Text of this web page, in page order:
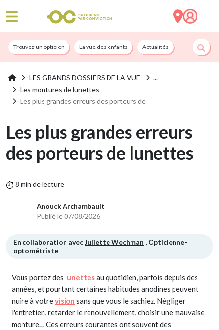
Trouvez un opticien La vue des enfants Actualités Nos services
LES GRANDS DOSSIERS DE LA VUE
Les montures de lunettes
Les plus grandes erreurs des porteurs de
Les plus grandes erreurs
des porteurs de lunettes
8 min de lecture
Anouck Archambault
Publié le 07/08/2026
En collaboration avecJuliette Wechman , Opticienne-
optométriste
Vous portez des lunettesau quotidien, parfois depuis des
années, et pourtant certaines habitudes anodines peuvent
nuire à votrevision sans que vous le sachiez. Négliger
l'entretien, retarder le renouvellement, choisir une mauvaise
monture… Ces erreurs courantes ont souvent des